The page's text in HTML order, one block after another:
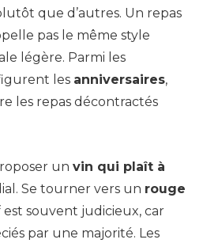
que d’autres. Un repas
pas le même style
légère. Parmi les
les anniversaires,
les repas décontractés
un vin qui plaît à
Se tourner vers un rouge
souvent judicieux, car
par une majorité. Les